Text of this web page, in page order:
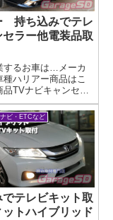
持ち込みでテレ
セラー他電装品取
するお車は…メーカ
種ハリアー商品はこ
TVナビキャンセラ
買ったテレビキャン
レビキット取り付け
ら「テレビキット、
プロに任せたい！」
お客様がご用意した
ト...
ビ・ETCなど
テレビキット取
トハイブリッド